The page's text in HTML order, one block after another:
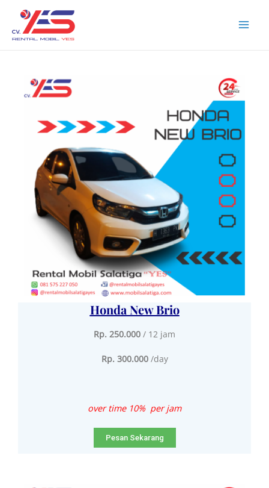
Honda New Brio
Rp. 250.000 / 12 jam
Rp. 300.000 /day
over time 10% per jam
Pesan Sekarang